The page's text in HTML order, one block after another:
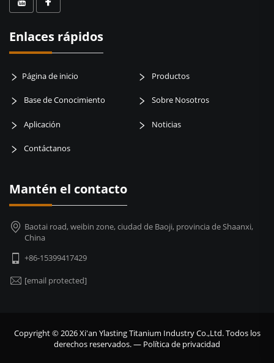
Enlaces rápidos
Página de inicio Productos
Base de Conocimiento Sobre Nosotros
Aplicación Noticias
Contáctanos
Mantén el contacto
Baotai road, weibin zone, ciudad de Baoji, provincia de Shaanxi,
China
+86-15399417429
[email protected]
Copyright © 2026 Xi'an Ylasting Titanium Industry Co.,Ltd. Todos los
derechos reservados. — Política de privacidad